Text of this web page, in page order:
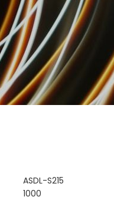
ASDL-S215
1000